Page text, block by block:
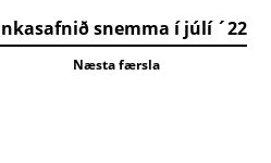
snemma í júlí ´22
Næsta færsla